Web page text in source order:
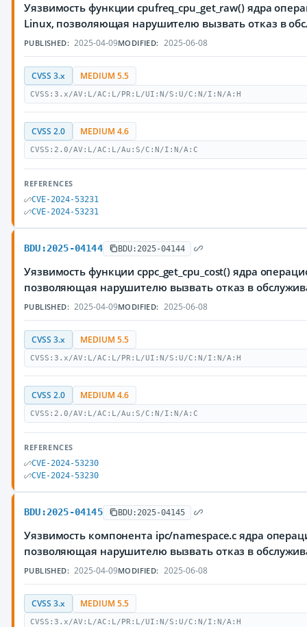
Уязвимость функции cpufreq_cpu_get_raw() ядра
Linux, позволяющая нарушителю вызвать отказ в
PUBLISHED: 2025-04-09MODIFIED: 2025-06-08
CVSS 3.x MEDIUM 5.5
CVSS:3.x/AV:L/AC:L/PR:L/UI:N/S:U/C:N/I:N/A:H
CVSS 2.0 MEDIUM 4.6
CVSS:2.0/AV:L/AC:L/Au:S/C:N/I:N/A:C
REFERENCES
CVE-2024-53231
CVE-2024-53231
BDU:2025-04144 BDU:2025-04144
Уязвимость функции cppc_get_cpu_cost() ядра
позволяющая нарушителю вызвать отказ в
PUBLISHED: 2025-04-09MODIFIED: 2025-06-08
CVSS 3.x MEDIUM 5.5
CVSS:3.x/AV:L/AC:L/PR:L/UI:N/S:U/C:N/I:N/A:H
CVSS 2.0 MEDIUM 4.6
CVSS:2.0/AV:L/AC:L/Au:S/C:N/I:N/A:C
REFERENCES
CVE-2024-53230
CVE-2024-53230
BDU:2025-04145 BDU:2025-04145
Уязвимость компонента ipc/namespace.c ядра
позволяющая нарушителю вызвать отказ в
PUBLISHED: 2025-04-09MODIFIED: 2025-06-08
CVSS 3.x MEDIUM 5.5
CVSS:3.x/AV:L/AC:L/PR:L/UI:N/S:U/C:N/I:N/A:H